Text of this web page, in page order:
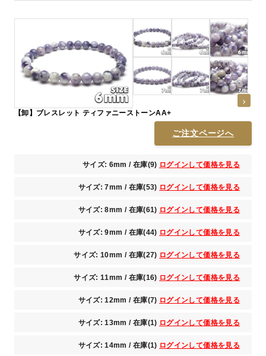
【卸】ブレスレット ティファニーストーンAA+
ご注文ページへ
サイズ: 6mm / 在庫(9) ログインして価格を見る
サイズ: 7mm / 在庫(53) ログインして価格を見る
サイズ: 8mm / 在庫(61) ログインして価格を見る
サイズ: 9mm / 在庫(44) ログインして価格を見る
サイズ: 10mm / 在庫(27) ログインして価格を見る
サイズ: 11mm / 在庫(16) ログインして価格を見る
サイズ: 12mm / 在庫(7) ログインして価格を見る
サイズ: 13mm / 在庫(1) ログインして価格を見る
サイズ: 14mm / 在庫(1) ログインして価格を見る